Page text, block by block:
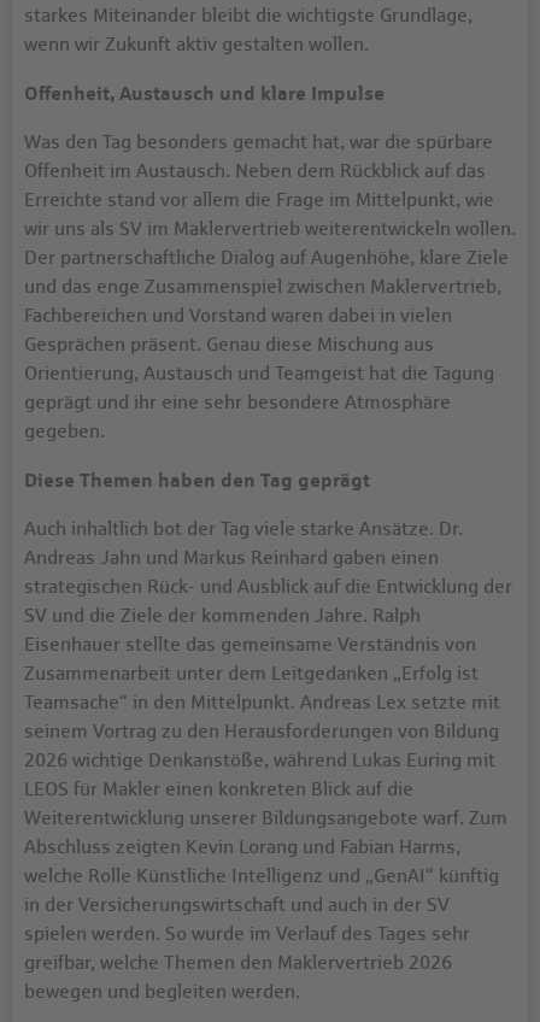
starkes Miteinander bleibt die wichtigste Grundlage,
wenn wir Zukunft aktiv gestalten wollen.
Offenheit, Austausch und klare Impulse
Was den Tag besonders gemacht hat, war die spürbare
Offenheit im Austausch. Neben dem Rückblick auf das
Erreichte stand vor allem die Frage im Mittelpunkt, wie
wir uns als SV im Maklervertrieb weiterentwickeln wollen.
Der partnerschaftliche Dialog auf Augenhöhe, klare Ziele
und das enge Zusammenspiel zwischen Maklervertrieb,
Fachbereichen und Vorstand waren dabei in vielen
Gesprächen präsent. Genau diese Mischung aus
Orientierung, Austausch und Teamgeist hat die Tagung
geprägt und ihr eine sehr besondere Atmosphäre
gegeben.
Diese Themen haben den Tag geprägt
Auch inhaltlich bot der Tag viele starke Ansätze. Dr.
Andreas Jahn und Markus Reinhard gaben einen
strategischen Rück- und Ausblick auf die Entwicklung der
SV und die Ziele der kommenden Jahre. Ralph
Eisenhauer stellte das gemeinsame Verständnis von
Zusammenarbeit unter dem Leitgedanken „Erfolg ist
Teamsache“ in den Mittelpunkt. Andreas Lex setzte mit
seinem Vortrag zu den Herausforderungen von Bildung
2026 wichtige Denkanstöße, während Lukas Euring mit
LEOS für Makler einen konkreten Blick auf die
Weiterentwicklung unserer Bildungsangebote warf. Zum
Abschluss zeigten Kevin Lorang und Fabian Harms,
welche Rolle Künstliche Intelligenz und „GenAI“ künftig
in der Versicherungswirtschaft und auch in der SV
spielen werden. So wurde im Verlauf des Tages sehr
greifbar, welche Themen den Maklervertrieb 2026
bewegen und begleiten werden.